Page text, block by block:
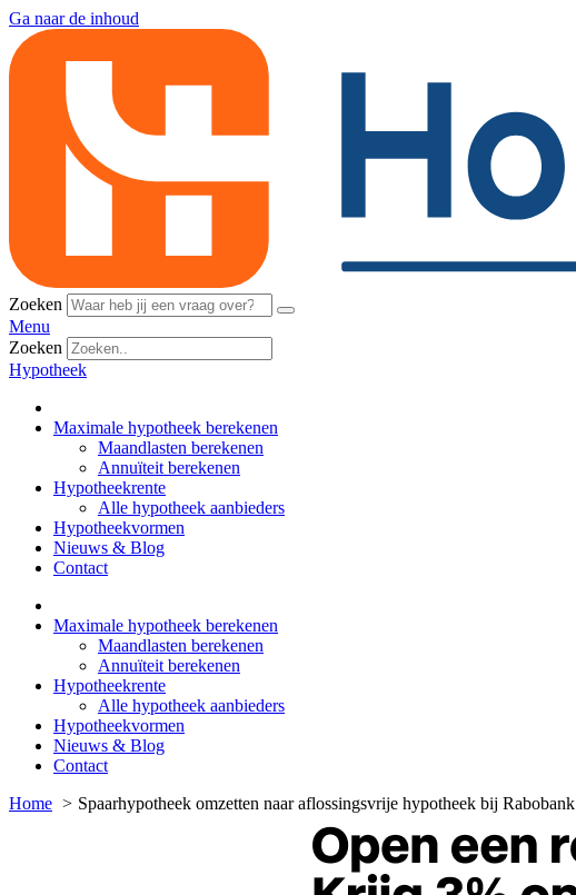
Ga naar de inhoud
Zoeken
Menu
Zoeken
Hypotheek
Maximale hypotheek berekenen
Maandlasten berekenen
Annuïteit berekenen
Hypotheekrente
Alle hypotheek aanbieders
Hypotheekvormen
Nieuws & Blog
Contact
Maximale hypotheek berekenen
Maandlasten berekenen
Annuïteit berekenen
Hypotheekrente
Alle hypotheek aanbieders
Hypotheekvormen
Nieuws & Blog
Contact
Home
Spaarhypotheek omzetten naar aflossingsvrije hypotheek bij Rabobank